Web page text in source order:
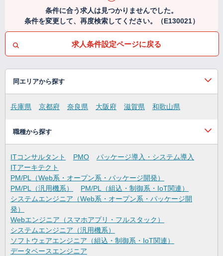
条件に合う求人は見つかりませんでした。
条件を変更して、再度検索してください。（E130021）
求人条件設定ページに戻る
同エリアから探す
兵庫県 京都府 奈良県 大阪府 滋賀県 和歌山県
職種から探す
ITコンサルタント PMO
パッケージ導入・システム導入
ITアーキテクト
PM/PL（Web系・オープン系・パッケージ開発）
PM/PL（汎用機系）
PM/PL（組込・制御系・IoT関連）
システムエンジニア（Web系・オープン系・パッケージ開
発）
Webエンジニア（スマホアプリ・フルスタック）
システムエンジニア（汎用機系）
ソフトウェアエンジニア（組込・制御系・IoT関連）
データベースエンジニア